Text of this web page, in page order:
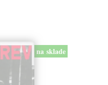
na sklade